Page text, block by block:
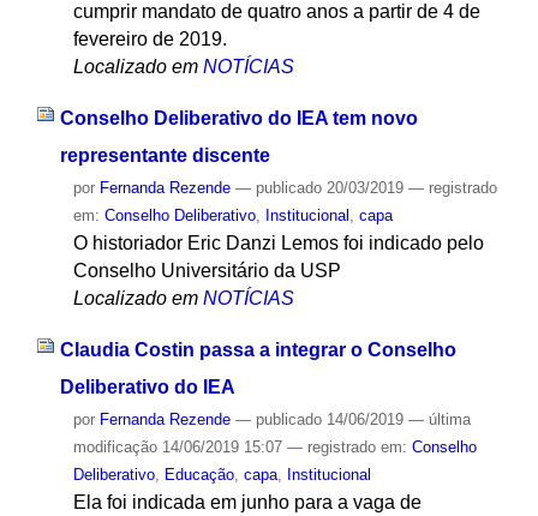
cumprir mandato de quatro anos a partir de 4 de
fevereiro de 2019.
Localizado em NOTÍCIAS
Conselho Deliberativo do IEA tem novo
representante discente
por Fernanda Rezende — publicado20/03/2019 — registrado
em: Conselho Deliberativo, Institucional , capa
O historiador Eric Danzi Lemos foi indicado pelo
Conselho Universitário da USP
Localizado em NOTÍCIAS
Claudia Costin passa a integrar o Conselho
Deliberativo do IEA
por Fernanda Rezende — publicado14/06/2019 — última
modificação14/06/2019 15:07 — registrado em: Conselho
Deliberativo, Educação, capa, Institucional
Ela foi indicada em junho para a vaga de